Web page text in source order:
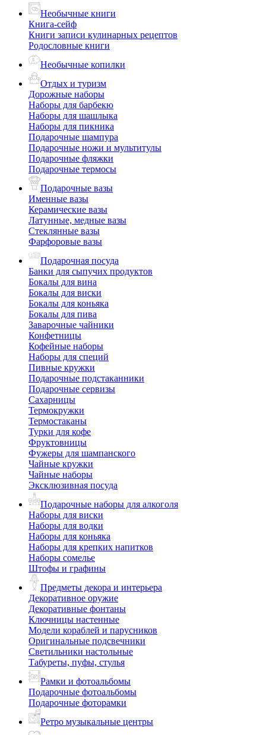
Необычные книги
Книга-сейф
Книги записи кулинарных рецептов
Родословные книги
Необычные копилки
Отдых и туризм
Дорожные наборы
Наборы для барбекю
Наборы для шашлыка
Наборы для пикника
Подарочные шампура
Подарочные ножи и мультитулы
Подарочные фляжки
Подарочные термосы
Подарочные вазы
Именные вазы
Керамические вазы
Латунные, медные вазы
Стеклянные вазы
Фарфоровые вазы
Подарочная посуда
Банки для сыпучих продуктов
Бокалы для вина
Бокалы для виски
Бокалы для коньяка
Бокалы для пива
Заварочные чайники
Конфетницы
Кофейные наборы
Наборы для специй
Пивные кружки
Подарочные подстаканники
Подарочные сервизы
Сахарницы
Термокружки
Термостаканы
Турки для кофе
Фруктовницы
Фужеры для шампанского
Чайные кружки
Чайные наборы
Эксклюзивная посуда
Подарочные наборы для алкоголя
Наборы для виски
Наборы для водки
Наборы для коньяка
Наборы для крепких напитков
Наборы сомелье
Штофы и графины
Предметы декора и интерьера
Декоративное оружие
Декоративные фонтаны
Ключницы настенные
Модели кораблей и парусников
Оригинальные подсвечники
Светильники настольные
Табуреты, пуфы, стулья
Рамки и фотоальбомы
Подарочные фотоальбомы
Подарочные фоторамки
Ретро музыкальные центры